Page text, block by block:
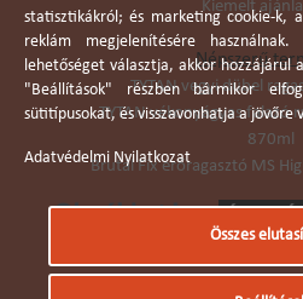
Kiemelt
Népszerű
TYTAN vegyi dübel
TYTAN vékonyágyas falazó
870ml
Brutál Fix erőragasztó MS
statisztikákról; és marketing cookie-k,
reklám megjelenítésére
lehetőséget választja, akkor hozzájárul
"Beállítások" részben bármikor
sütitípusokat, és visszavonhatja a jövőre
Adatvédelmi Nyilatkozat
Összes